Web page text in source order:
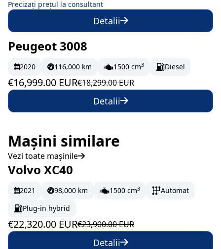
Precizați prețul la consultant
Detalii
În stoc 283.32 EUR/lună
Peugeot 3008
2020 116,000 km 1500 cm3 Diesel
€16,999.00 EUR€18,299.00 EUR
Detalii
Mașini similare
Vezi toate mașinile
În stoc
372 EUR/lună
Volvo XC40
2021 98,000 km 1500 cm3
Automat
Plug-in hybrid
€22,320.00 EUR€23,900.00 EUR
Detalii